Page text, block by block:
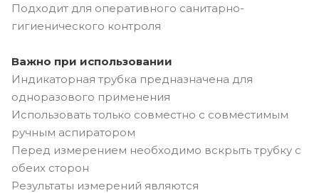
Подходит для оперативного санитарно-
гигиенического контроля
Важно при использовании
Индикаторная трубка предназначена для
одноразового применения
Использовать только совместно с совместимым
ручным аспиратором
Перед измерением необходимо вскрыть трубку с
обеих сторон
Результаты измерений являются